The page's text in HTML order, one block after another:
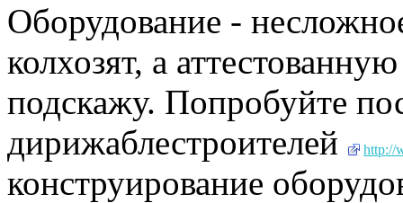
Оборудование -
колхозят, а
подскажу. Попробуйте
дирижаблестроителей
http://
конструирование